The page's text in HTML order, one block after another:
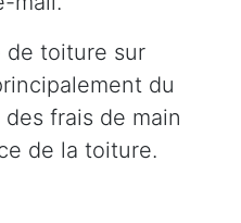
de toiture sur
du
frais de main
de la toiture.